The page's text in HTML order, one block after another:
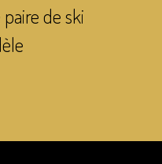
de ski